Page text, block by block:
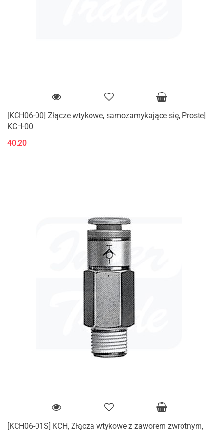
[KCH06-00] Złącze wtykowe, samozamykające się, Proste]
KCH-00
40.20
[KCH06-01S] KCH, Złącza wtykowe z zaworem zwrotnym,